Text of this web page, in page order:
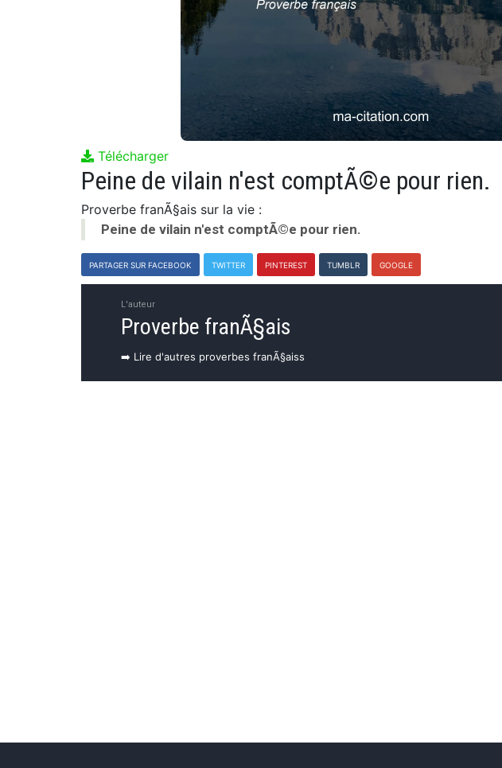
Télécharger
Peine de vilain n'est comptÃ©e pour rien.
Proverbe franÃ§ais sur la vie :
Peine de vilain n'est comptÃ©e pour rien.
PARTAGER SUR FACEBOOK TWITTER PINTEREST TUMBLR GOOGLE
L'auteur
Proverbe franÃ§ais
➡️ Lire d'autres proverbes franÃ§aiss